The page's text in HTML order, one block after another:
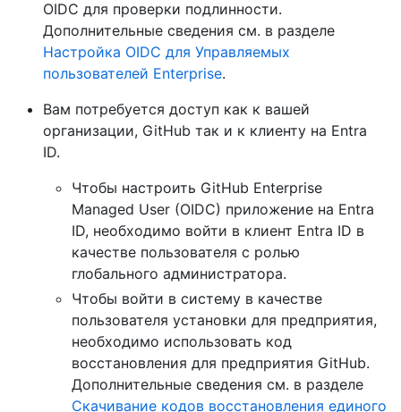
OIDC для проверки подлинности.
Дополнительные сведения см. в разделе
Настройка OIDC для Управляемых
пользователей Enterprise.
Вам потребуется доступ как к вашей
организации, GitHub так и к клиенту на Entra
ID.
Чтобы настроить GitHub Enterprise
Managed User (OIDC) приложение на Entra
ID, необходимо войти в клиент Entra ID в
качестве пользователя с ролью
глобального администратора.
Чтобы войти в систему в качестве
пользователя установки для предприятия,
необходимо использовать код
восстановления для предприятия GitHub.
Дополнительные сведения см. в разделе
Скачивание кодов восстановления единого